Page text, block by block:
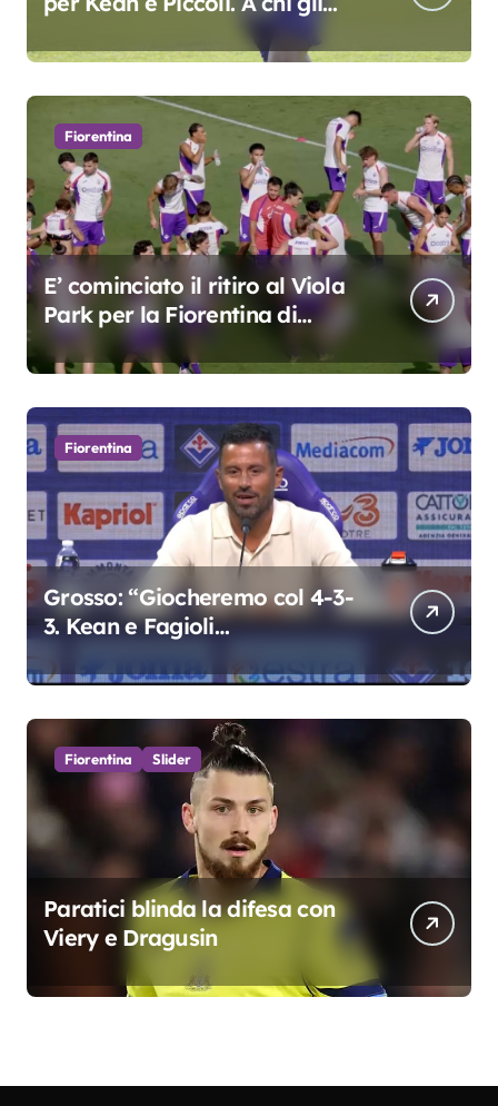
oscar del precampionato?
Fiorentina
E’ cominciato il ritiro al Viola
Park per la Fiorentina di
Grosso
Fiorentina
Grosso: “Giocheremo col 4-3-
3. Kean e Fagioli
colpo”
Fiorentina Slider
Paratici blinda la difesa con
Viery e Dragusin